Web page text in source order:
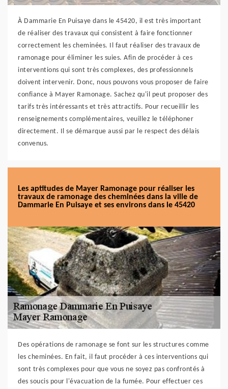
À Dammarie En Puisaye dans le 45420, il est très important
de réaliser des travaux qui consistent à faire fonctionner
correctement les cheminées. Il faut réaliser des travaux de
ramonage pour éliminer les suies. Afin de procéder à ces
interventions qui sont très complexes, des professionnels
doivent intervenir. Donc, nous pouvons vous proposer de faire
confiance à Mayer Ramonage. Sachez qu'il peut proposer des
tarifs très intéressants et très attractifs. Pour recueillir les
renseignements complémentaires, veuillez le téléphoner
directement. Il se démarque aussi par le respect des délais
convenus.
Les aptitudes de Mayer Ramonage pour réaliser les
travaux de ramonage des cheminées dans la ville de
Dammarie En Puisaye et ses environs dans le 45420
Des opérations de ramonage se font sur les structures comme
les cheminées. En fait, il faut procéder à ces interventions qui
sont très complexes pour que vous ne soyez pas confrontés à
des soucis pour l'évacuation de la fumée. Pour effectuer ces